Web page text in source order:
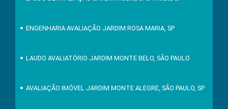
ENGENHARIA AVALIAÇÃO JARDIM ROSA MARIA, SP
LAUDO AVALIATÓRIO JARDIM MONTE BELO, SÃO PAULO
AVALIAÇÃO IMÓVEL JARDIM MONTE ALEGRE, SÃO PAULO, SP